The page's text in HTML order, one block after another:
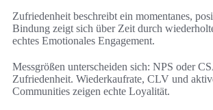
Zufriedenheit beschreibt ein momentanes,
Bindung zeigt sich über Zeit durch
echtes Emotionales Engagement.
Messgrößen unterscheiden sich: NPS oder
Zufriedenheit. Wiederkaufrate, CLV und
Communities zeigen echte Loyalität.